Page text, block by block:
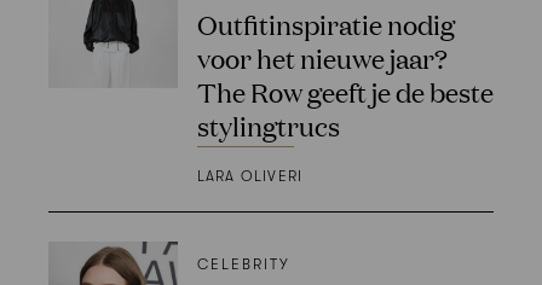
Outfitinspiratie nodig
voor het nieuwe jaar?
The Row geeft je de beste
stylingtrucs
LARA OLIVERI
CELEBRITY